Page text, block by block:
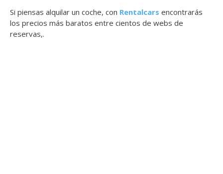
Si piensas alquilar un coche, con Rentalcars encontrarás
los precios más baratos entre cientos de webs de
reservas,.